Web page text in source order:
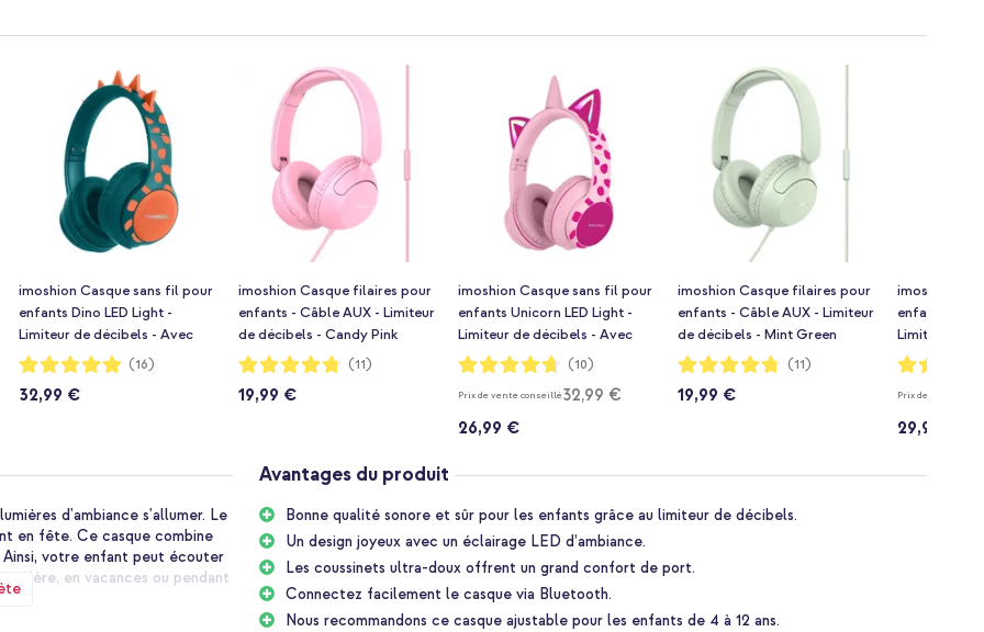
imoshion Casque sans fil pour
enfants Dino LED Light -
Limiteur de décibels - Avec
câble AUX - Petrol Green /
Orange
Notation:
99%
(16)
32,99 €
imoshion Casque filaires pour
enfants - Câble AUX - Limiteur
de décibels - Candy Pink
Notation:
95%
(11)
19,99 €
imoshion Casque sans fil pour
enfants Unicorn LED Light -
Limiteur de décibels - Avec
câble AUX - Pink / Hot Pink
Notation:
94%
(10)
Prix de vente conseillé32,99 €
26,99 €
imoshion Casque filaires pour
enfants - Câble AUX - Limiteur
de décibels - Mint Green
Notation:
95%
(11)
19,99 €
imoshion
enfants LED
Limiteur de
câble AUX -
Notation:
97%
Prix de vente
29,99 €
d'ambiance s'allumer. Le
en fête. Ce casque combine
Ainsi, votre enfant peut écouter
arrière, en vacances ou pendant
Avantages du produit
Bonne qualité sonore et sûr pour les enfants grâce au limiteur de décibels.
Un design joyeux avec un éclairage LED d’ambiance.
Les coussinets ultra-doux offrent un grand confort de port.
Connectez facilement le casque via Bluetooth.
Nous recommandons ce casque ajustable pour les enfants de 4 à 12 ans.